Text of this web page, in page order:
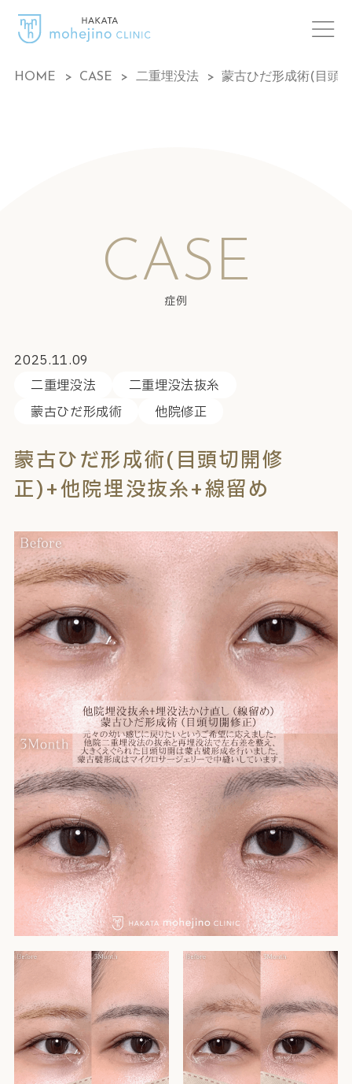
HOME > CASE > 二重埋没法 > 蒙古ひだ形成術(目頭
CASE
症例
2025.11.09
二重埋没法
二重埋没法抜糸
蒙古ひだ形成術
他院修正
蒙古ひだ形成術(目頭切開修
正)+他院埋没抜糸+線留め